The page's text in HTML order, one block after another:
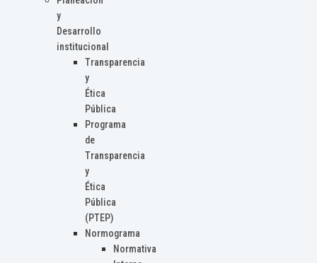
y
Desarrollo
institucional
Transparencia
y
Ética
Pública
Programa
de
Transparencia
y
Ética
Pública
(PTEP)
Normograma
Normativa